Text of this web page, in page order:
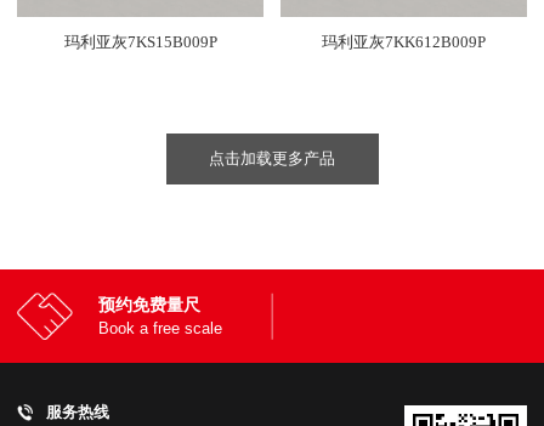
玛利亚灰7KS15B009P 玛利亚灰7KK612B009P
点击加载更多产品
预约免费量尺
Book a free scale
服务热线